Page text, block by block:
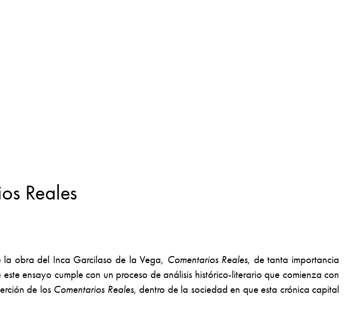
Reales
la obra del Inca Garcilaso de la Vega, Comentarios Reales, de tanta importancia
ensayo cumple con un proceso de análisis histórico-literario que comienza con
de los Comentarios Reales, dentro de la sociedad en que esta crónica capital